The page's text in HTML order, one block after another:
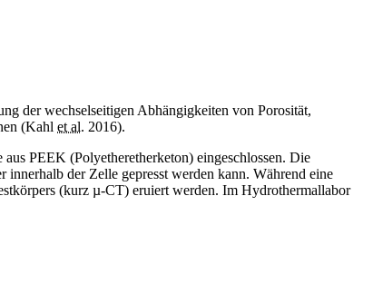
der wechselseitigen Abhängigkeiten von Porosität,
(Kahl et al. 2016).
PEEK (Polyetheretherketon) eingeschlossen. Die
innerhalb der Zelle gepresst werden kann. Während eine
(kurz µ-CT) eruiert werden. Im Hydrothermallabor